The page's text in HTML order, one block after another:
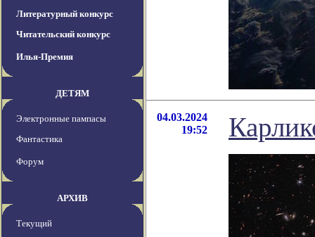
Литературный конкурс
Читательский конкурс
Илья-Премия
ДЕТЯМ
Электронные пампасы
Фантастика
Форум
АРХИВ
Текущий
04.03.2024
19:52